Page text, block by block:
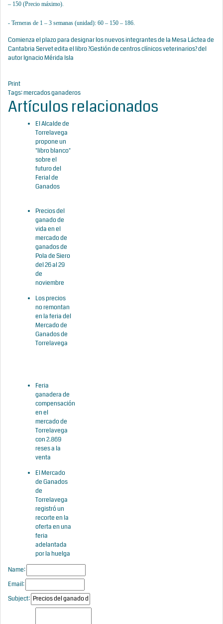
– 150 (Precio máximo).
- Terneras de 1 – 3 semanas (unidad): 60 – 150 – 186.
Comienza el plazo para designar los nuevos integrantes de la Mesa Láctea de
CantabriaServet edita el libro ?Gestión de centros clínicos veterinarios? del
autor Ignacio Mérida Isla
Print
Tags:mercados ganaderos
Artículos relacionados
El Alcalde de
Torrelavega
propone un
"libro blanco"
sobre el
futuro del
Ferial de
Ganados
Precios del
ganado de
vida en el
mercado de
ganados de
Pola de Siero
del 26 al 29
de
noviembre
Los precios
no remontan
en la feria del
Mercado de
Ganados de
Torrelavega
Feria
ganadera de
compensación
en el
mercado de
Torrelavega
con 2.869
reses a la
venta
El Mercado
de Ganados
de
Torrelavega
registró un
recorte en la
oferta en una
feria
adelantada
por la huelga
Name:
Email:
Subject: